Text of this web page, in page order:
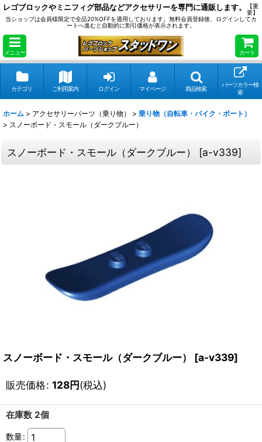
レゴブロックやミニフィグ部品などアクセサリーを専門に通販します。
【重
要】
当ショップは会員様限定で全品20%OFFを適用しております。無料会員登録後、ログインしてカ
ートへ進むと自動的に割引価格が表示されます。
メニュー カート
カテゴリ ご利用案内 ログイン マイページ 商品検索
パーツカラー検
索
ホーム > アクセサリーパーツ（乗り物） > 乗り物（自転車・バイク・ボート）
> スノーボード・スモール（ダークブルー）
スノーボード・スモール（ダークブルー） [a-v339]
スノーボード・スモール（ダークブルー） [a-v339]
販売価格: 128円(税込)
在庫数 2個
数量: